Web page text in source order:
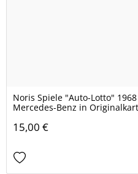
Noris Spiele "Auto-Lotto"
Mercedes-Benz in
15,00 €